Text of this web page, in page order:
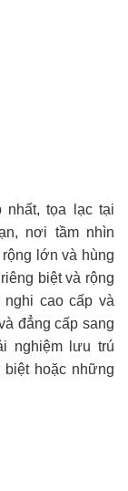
nhất, tọa lạc tại
nơi tầm nhìn
lớn và hùng
biệt và rộng
cao cấp và
đẳng cấp sang
nghiệm lưu trú
hoặc những